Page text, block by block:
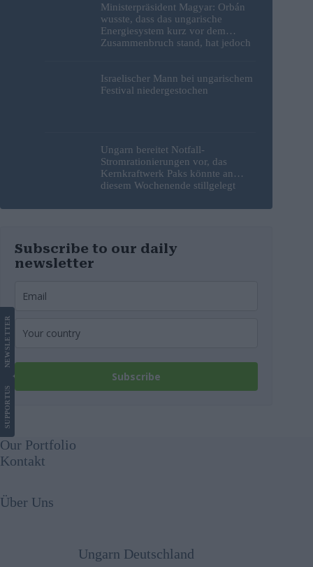
Ministerpräsident Magyar: Orbán
wusste, dass das ungarische
Energiesystem kurz vor dem
Zusammenbruch stand, hat jedoch
Israelischer Mann bei ungarischem
Festival niedergestochen
Ungarn bereitet Notfall-
Stromrationierungen vor, das
Kernkraftwerk Paks könnte an
diesem Wochenende stillgelegt
Subscribe to our daily
newsletter
Subscribe
SUPPORT
US
NEWS
LETTER
Our Portfolio
Kontakt
Über Uns
Ungarn Deutschland